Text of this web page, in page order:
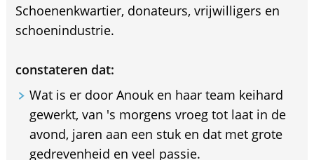
Schoenenkwartier, donateurs, vrijwilligers en
schoenindustrie.
constateren dat:
Wat is er door Anouk en haar team keihard
gewerkt, van 's morgens vroeg tot laat in de
avond, jaren aan een stuk en dat met grote
gedrevenheid en veel passie.